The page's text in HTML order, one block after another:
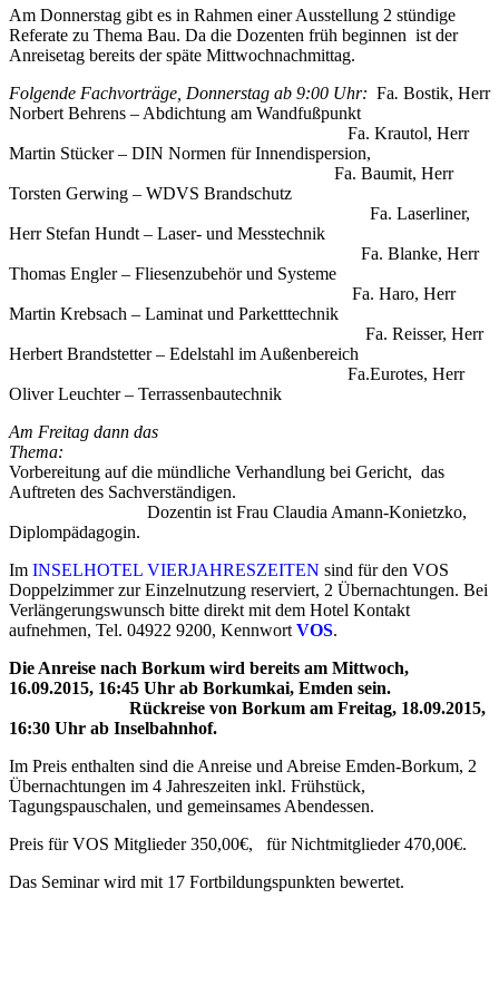
Am Donnerstag gibt es in Rahmen einer Ausstellung 2 stündige
Referate zu Thema Bau. Da die Dozenten früh beginnen ist der
Anreisetag bereits der späte Mittwochnachmittag.
Folgende Fachvorträge, Donnerstag ab 9:00 Uhr: Fa. Bostik, Herr
Norbert Behrens – Abdichtung am Wandfußpunkt
Fa. Krautol, Herr
Martin Stücker – DIN Normen für Innendispersion,
Fa. Baumit, Herr
Torsten Gerwing – WDVS Brandschutz
Fa. Laserliner,
Herr Stefan Hundt – Laser- und Messtechnik
Fa. Blanke, Herr
Thomas Engler – Fliesenzubehör und Systeme
Fa. Haro, Herr
Martin Krebsach – Laminat und Parketttechnik
Fa. Reisser, Herr
Herbert Brandstetter – Edelstahl im Außenbereich
Fa.Eurotes, Herr
Oliver Leuchter – Terrassenbautechnik
Am Freitag dann das
Thema:
Vorbereitung auf die mündliche Verhandlung bei Gericht, das
Auftreten des Sachverständigen.
Dozentin ist Frau Claudia Amann-Konietzko,
Diplompädagogin.
Im INSELHOTEL VIERJAHRESZEITEN sind für den VOS
Doppelzimmer zur Einzelnutzung reserviert, 2 Übernachtungen. Bei
Verlängerungswunsch bitte direkt mit dem Hotel Kontakt
aufnehmen, Tel. 04922 9200, KennwortVOS.
Die Anreise nach Borkum wird bereits am Mittwoch,
16.09.2015, 16:45 Uhr ab Borkumkai, Emden sein.
Rückreise von Borkum am Freitag, 18.09.2015,
16:30 Uhr ab Inselbahnhof.
Im Preis enthalten sind die Anreise und Abreise Emden-Borkum, 2
Übernachtungen im 4 Jahreszeiten inkl. Frühstück,
Tagungspauschalen, und gemeinsames Abendessen.
Preis für VOS Mitglieder 350,00€, für Nichtmitglieder 470,00€.
Das Seminar wird mit 17 Fortbildungspunkten bewertet.